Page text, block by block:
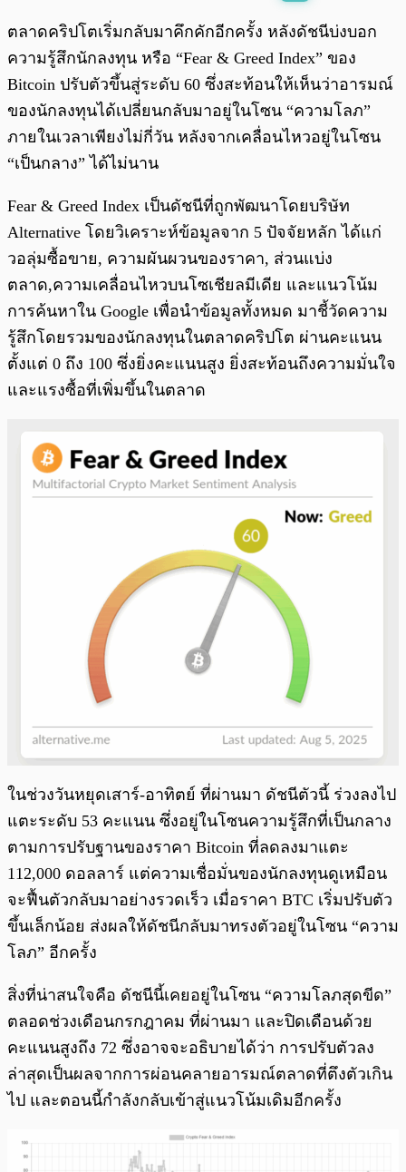
พร้อมเล่น 0:00 /
ตลาดคริปโตเริ่มกลับมาคึกคักอีกครั้ง หลังดัชนีบ่งบอก
ความรู้สึกนักลงทุน หรือ “Fear & Greed Index” ของ
Bitcoin ปรับตัวขึ้นสู่ระดับ 60 ซึ่งสะท้อนให้เห็นว่าอารมณ์
ของนักลงทุนได้เปลี่ยนกลับมาอยู่ในโซน “ความโลภ”
ภายในเวลาเพียงไม่กี่วัน หลังจากเคลื่อนไหวอยู่ในโซน
“เป็นกลาง” ได้ไม่นาน
Fear & Greed Index เป็นดัชนีที่ถูกพัฒนาโดยบริษัท
Alternative โดยวิเคราะห์ข้อมูลจาก 5 ปัจจัยหลัก ได้แก่
วอลุ่มซื้อขาย, ความผันผวนของราคา, ส่วนแบ่ง
ตลาด,ความเคลื่อนไหวบนโซเชียลมีเดีย และแนวโน้ม
การค้นหาใน Google เพื่อนำข้อมูลทั้งหมด มาชี้วัดความ
รู้สึกโดยรวมของนักลงทุนในตลาดคริปโต ผ่านคะแนน
ตั้งแต่ 0 ถึง 100 ซึ่งยิ่งคะแนนสูง ยิ่งสะท้อนถึงความมั่นใจ
และแรงซื้อที่เพิ่มขึ้นในตลาด
ในช่วงวันหยุดเสาร์-อาทิตย์ ที่ผ่านมา ดัชนีตัวนี้ ร่วงลงไป
แตะระดับ 53 คะแนน ซึ่งอยู่ในโซนความรู้สึกที่เป็นกลาง
ตามการปรับฐานของราคา Bitcoin ที่ลดลงมาแตะ
112,000 ดอลลาร์ แต่ความเชื่อมั่นของนักลงทุนดูเหมือน
จะฟื้นตัวกลับมาอย่างรวดเร็ว เมื่อราคา BTC เริ่มปรับตัว
ขึ้นเล็กน้อย ส่งผลให้ดัชนีกลับมาทรงตัวอยู่ในโซน “ความ
โลภ” อีกครั้ง
สิ่งที่น่าสนใจคือ ดัชนีนี้เคยอยู่ในโซน “ความโลภสุดขีด”
ตลอดช่วงเดือนกรกฎาคม ที่ผ่านมา และปิดเดือนด้วย
คะแนนสูงถึง 72 ซึ่งอาจจะอธิบายได้ว่า การปรับตัวลง
ล่าสุดเป็นผลจากการผ่อนคลายอารมณ์ตลาดที่ตึงตัวเกิน
ไป และตอนนี้กำลังกลับเข้าสู่แนวโน้มเดิมอีกครั้ง